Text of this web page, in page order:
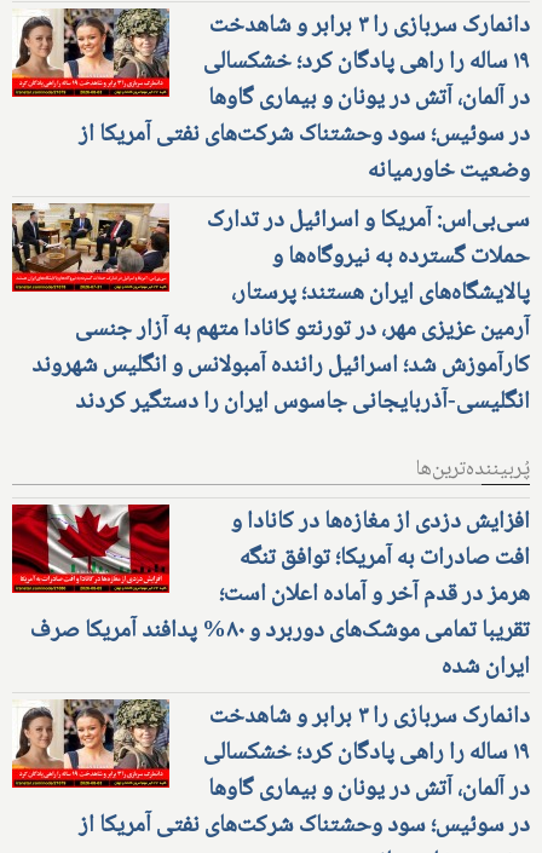
دانمارک سربازی را ۳ برابر و شاهدخت
۱۹ ساله را راهی پادگان کرد؛ خشکسالی
در آلمان، آتش در یونان و بیماری گاوها
در سوئیس؛ سود وحشتناک شرکت‌های نفتی آمریکا از
وضعیت خاورمیانه
سی‌بی‌اس: آمریکا و اسرائیل در تدارک
حملات گسترده به نیروگاه‌ها و
پالایشگاه‌های ایران هستند؛ پرستار،
آرمین عزیزی مهر، در تورنتو کانادا متهم به آزار جنسی
کارآموزش شد؛ اسرائیل راننده آمبولانس و انگلیس شهروند
انگلیسی-آذربایجانی جاسوس ایران را دستگیر کردند
پُربیننده‌ترین‌ها
افزایش دزدی از مغازه‌ها در کانادا و
افت صادرات به آمریکا؛ توافق تنگه
هرمز در قدم آخر و آماده اعلان است؛
تقریبا تمامی موشک‌های دوربرد و ۸۰% پدافند آمریکا صرف
ایران شده
دانمارک سربازی را ۳ برابر و شاهدخت
۱۹ ساله را راهی پادگان کرد؛ خشکسالی
در آلمان، آتش در یونان و بیماری گاوها
در سوئیس؛ سود وحشتناک شرکت‌های نفتی آمریکا از